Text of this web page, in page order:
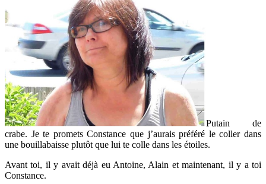
Putain de
crabe. Je te promets Constance que j’aurais préféré le coller dans
une bouillabaisse plutôt que lui te colle dans les étoiles.
Avant toi, il y avait déjà eu Antoine, Alain et maintenant, il y a toi
Constance.